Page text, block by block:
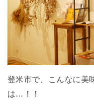
登米市で、こんなに美
は…！！